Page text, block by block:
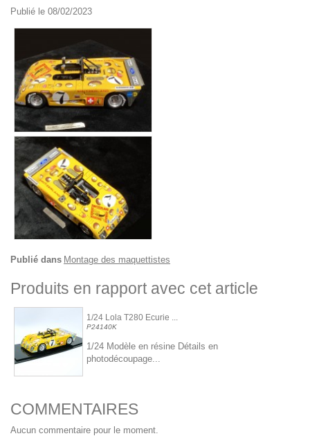
Publié le 08/02/2023
Publié dans Montage des maquettistes
Produits en rapport avec cet article
1/24 Lola T280 Ecurie ...
P24140K
1/24 Modèle en résine Détails en
photodécoupage...
COMMENTAIRES
Aucun commentaire pour le moment.